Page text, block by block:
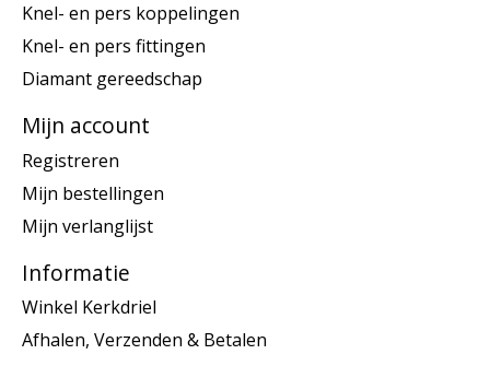
Knel- en pers koppelingen
Knel- en pers fittingen
Diamant gereedschap
Mijn account
Registreren
Mijn bestellingen
Mijn verlanglijst
Informatie
Winkel Kerkdriel
Afhalen, Verzenden & Betalen